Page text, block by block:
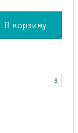
В корзину
8